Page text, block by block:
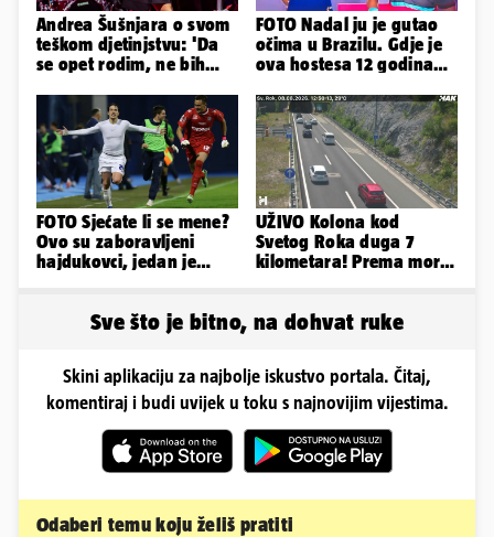
Andrea Šušnjara o svom
teškom djetinjstvu: 'Da
se opet rodim, ne bih
FOTO Nadal ju je gutao
očima u Brazilu. Gdje je
ova hostesa 12 godina
FOTO Sjećate li se mene?
Ovo su zaboravljeni
hajdukovci, jedan je
UŽIVO Kolona kod
Svetog Roka duga 7
kilometara! Prema moru
Sve što je bitno, na dohvat ruke
Skini aplikaciju za najbolje iskustvo portala. Čitaj,
komentiraj i budi uvijek u toku s najnovijim vijestima.
Odaberi temu koju želiš pratiti